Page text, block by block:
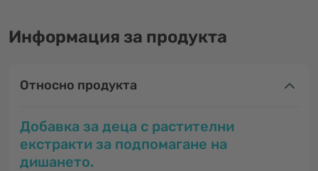
Информация за продукта
Относно продукта
Добавка за деца с растителни
екстракти за подпомагане на
дишането.